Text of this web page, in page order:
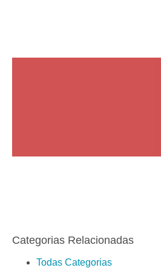
Categorias Relacionadas
Todas Categorias